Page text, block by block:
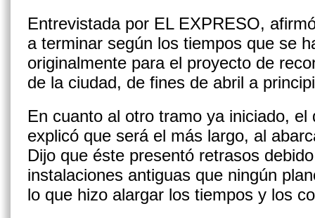
Entrevistada por EL EXPRESO,
a terminar según los tiempos que se
originalmente para el proyecto de
de la ciudad, de fines de abril a
En cuanto al otro tramo ya iniciado,
explicó que será el más largo, al
Dijo que éste presentó retrasos
instalaciones antiguas que ningún
lo que hizo alargar los tiempos y los